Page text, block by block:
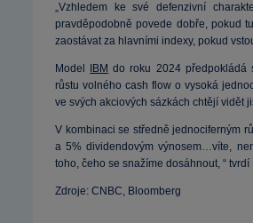
„Vzhledem ke své defenzivní
pravděpodobně povede dobře, pokud
zaostávat za hlavními indexy, pokud
Model IBM do roku 2024 předpokládá
růstu volného cash flow o vysoká
ve svých akciových sázkách chtějí vidět
V kombinaci se středně jednociferným
a 5% dividendovým výnosem…víte,
toho, čeho se snažíme dosáhnout, “ tvrdí
Zdroje: CNBC, Bloomberg